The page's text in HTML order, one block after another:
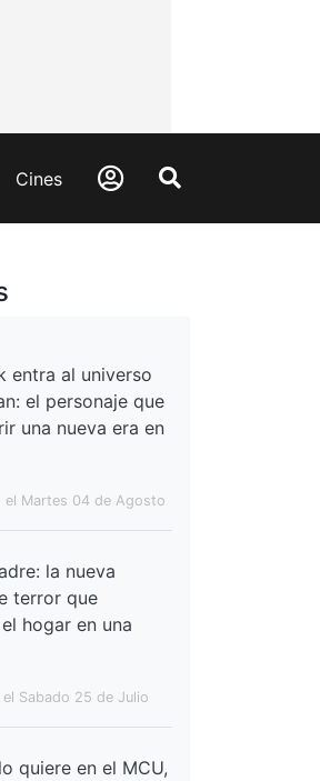
Cines
entra al universo
el personaje que
una nueva era en
el Martes 04 de Agosto
la nueva
terror que
hogar en una
el Sabado 25 de Julio
quiere en el MCU,